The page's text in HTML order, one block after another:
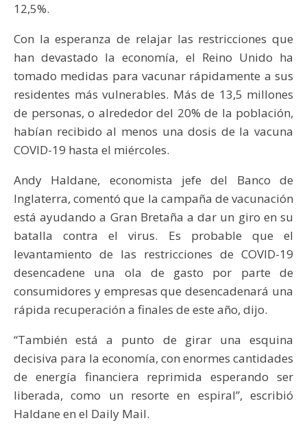
12,5%.
Con la esperanza de relajar las restricciones que
han devastado la economía, el Reino Unido ha
tomado medidas para vacunar rápidamente a sus
residentes más vulnerables. Más de 13,5 millones
de personas, o alrededor del 20% de la población,
habían recibido al menos una dosis de la vacuna
COVID-19 hasta el miércoles.
Andy Haldane, economista jefe del Banco de
Inglaterra, comentó que la campaña de vacunación
está ayudando a Gran Bretaña a dar un giro en su
batalla contra el virus. Es probable que el
levantamiento de las restricciones de COVID-19
desencadene una ola de gasto por parte de
consumidores y empresas que desencadenará una
rápida recuperación a finales de este año, dijo.
“También está a punto de girar una esquina
decisiva para la economía, con enormes cantidades
de energía financiera reprimida esperando ser
liberada, como un resorte en espiral”, escribió
Haldane en el Daily Mail.